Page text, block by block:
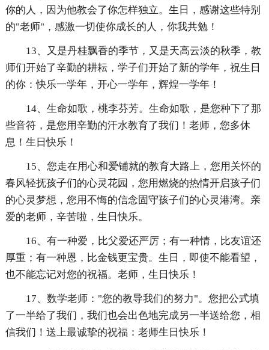
你的人，因为他教会了你怎样独立。生日，感谢这些特别
的"老师"，感激一切使你成长的人，你我共勉！
13、又是丹桂飘香的季节，又是天高云淡的秋季，教
师们开始了辛勤的耕耘，学子们开始了新的学年，祝生日
的你：快乐一学年，开心一学年，辉煌一学年！
14、生命如歌，桃李芬芳。生命如歌，是您种下了那
些音符，是您用辛勤的汗水教育了我们！老师，您多休
息！生日快乐！
15、您走在用心和爱铺就的教育大路上，您用关怀的
春风轻抚孩子们的心灵花园，您用燃烧的热情开启孩子们
的心灵梦想，您用不悔的信念固守孩子们的心灵港湾。亲
爱的老师，辛苦啦，生日快乐。
16、有一种爱，比父爱还严厉；有一种情，比友谊还
厚重；有一种恩，比金钱更宝贵。生日，即使不能看望，
也不能忘记对您的祝福。老师，生日快乐！
17、数学老师："您的教导我们的努力"。您把公式填
了一半给了我们，我们也会出色地完成另一半送给您，相
信我们！送上最诚挚的祝福：老师生日快乐！